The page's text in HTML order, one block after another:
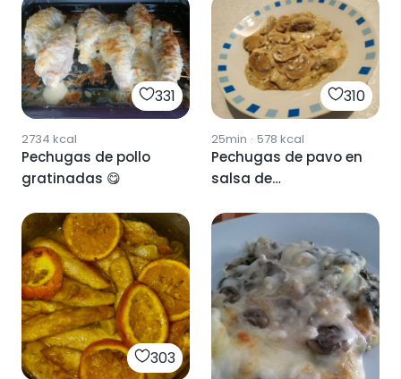
331
2734 kcal
Pechugas de pollo
gratinadas 😋
310
25min · 578 kcal
Pechugas de pavo en
salsa de
303